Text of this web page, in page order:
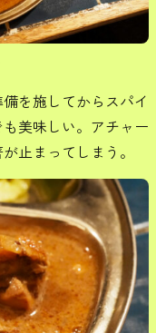
を施してからスパイ
美味しい。アチャー
止まってしまう。